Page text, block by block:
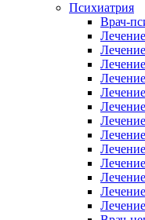
Психиатрия
Врач-